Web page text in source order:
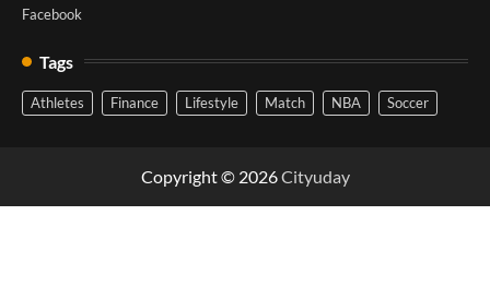
Facebook
Tags
Athletes Finance Lifestyle Match NBA Soccer
Copyright © 2026Cityuday